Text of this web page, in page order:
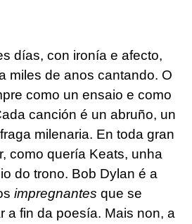
días, con ironía e afecto,
miles de anos cantando. O
como un ensaio e como
canción é un abruño, un
milenaria. En toda gran
como quería Keats, unha
do trono. Bob Dylan é a
impregnantes que se
a fin da poesía. Mais non, a